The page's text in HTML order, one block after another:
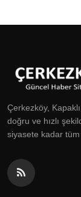
Çerkezköy,
doğru ve hızlı
siyasete kadar